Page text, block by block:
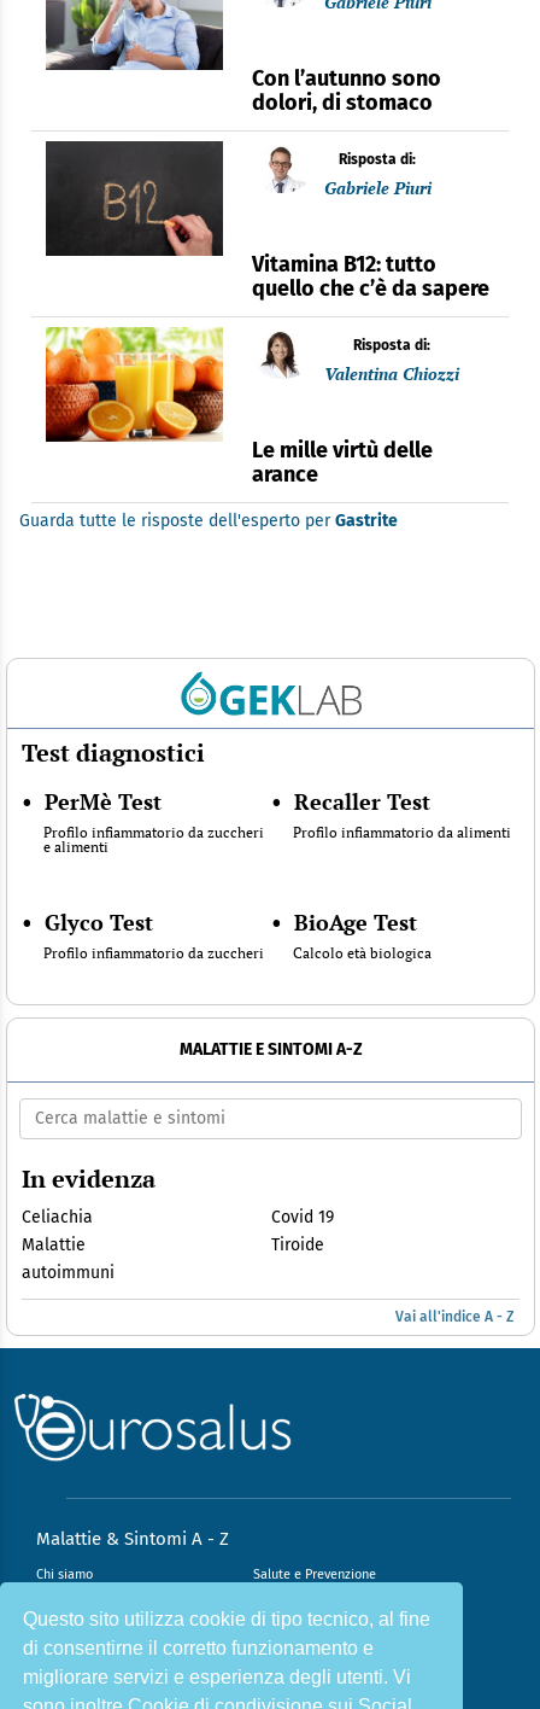
Questo sito utilizza cookie di tipo tecnico, al fine
di consentirne il corretto funzionamento e
migliorare servizi e esperienza degli utenti. Vi
Con l’autunno sono
dolori, di stomaco
Risposta di:
Gabriele Piuri
Vitamina B12: tutto
quello che c’è da sapere
Risposta di:
Valentina Chiozzi
Le mille virtù delle
arance
Guarda tutte le risposte dell'esperto perGastrite
Test diagnostici
• PerMè Test
Profilo infiammatorio da zuccheri
e alimenti
• Recaller Test
Profilo infiammatorio da alimenti
• Glyco Test
Profilo infiammatorio da zuccheri
• BioAge Test
Calcolo età biologica
MALATTIE E SINTOMI A-Z
In evidenza
Celiachia
Covid 19
Malattie
autoimmuni
Tiroide
Vai all'indice A - Z
Malattie & Sintomi A - Z
Chi siamo Salute e Prevenzione
Infiammazione e Allergia Direzione scientifica
Nutrizione e Stili di vita Sport e Benessere
Cookie Policy L’angolo del dottore